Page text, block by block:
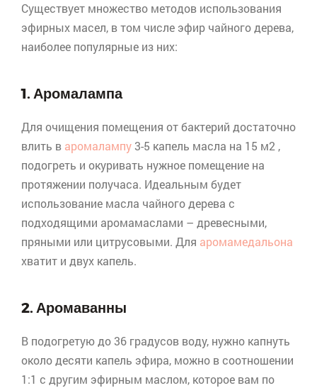
Существует множество методов использования
эфирных масел, в том числе эфир чайного дерева,
наиболее популярные из них:
1. Аромалампа
Для очищения помещения от бактерий достаточно
влить в аромалампу 3-5 капель масла на 15 м2 ,
подогреть и окуривать нужное помещение на
протяжении получаса. Идеальным будет
использование масла чайного дерева с
подходящими аромамаслами – древесными,
пряными или цитрусовыми. Для аромамедальона
хватит и двух капель.
2. Аромаванны
В подогретую до 36 градусов воду, нужно капнуть
около десяти капель эфира, можно в соотношении
1:1 с другим эфирным маслом, которое вам по